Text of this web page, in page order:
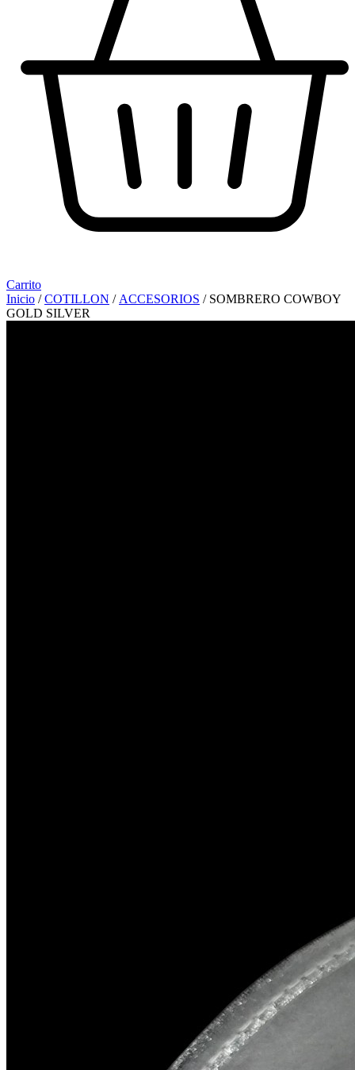
Carrito
Inicio /COTILLON / ACCESORIOS / SOMBRERO COWBOY
GOLD SILVER